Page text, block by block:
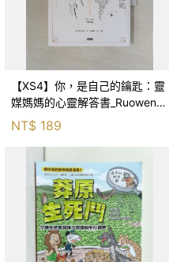
【XS4】你，是自己的鑰匙：靈
媒媽媽的心靈解答書_Ruowen
Huang
NT$ 189